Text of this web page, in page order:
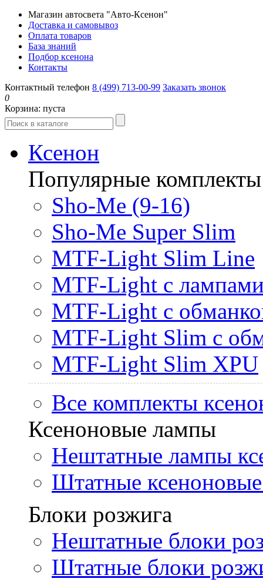
Магазин автосвета "Авто-Ксенон"
Доставка и самовывоз
Оплата товаров
База знаний
Подбор ксенона
Контакты
Контактный телефон 8 (499) 713-00-99 Заказать звонок
0
Корзина: пуста
Ксенон
Популярные комплекты
Sho-Me (9-16)
Sho-Me Super Slim
MTF-Light Slim Line
MTF-Light с
MTF-Light с
MTF-Light Slim с
MTF-Light Slim XPU
Все комплекты
Ксеноновые лампы
Нештатные лампы
Штатные
Блоки розжига
Нештатные блоки
Штатные блоки